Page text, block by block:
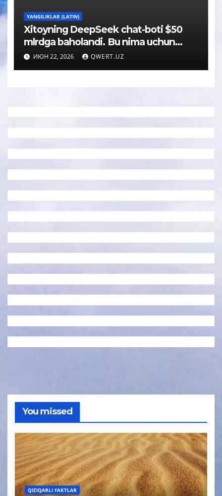
YANGILIKLAR (LATIN)
Xitoyning DeepSeek chat-boti $50
mlrdga baholandi. Bu nima uchun
muhim
ИЮН 22, 2026 QWERT.UZ
You missed
QIZIQARLI FAKTLAR